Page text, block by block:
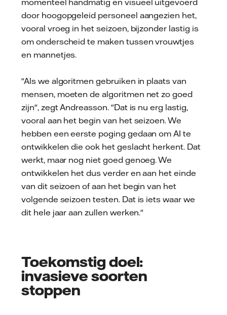
door hoogopgeleid personeel aangezien het,
vooral vroeg in het seizoen, bijzonder lastig is
om onderscheid te maken tussen vrouwtjes
en mannetjes.
"Als we algoritmen gebruiken in plaats van
mensen, moeten de algoritmen net zo goed
zijn", zegt Andreasson. "Dat is nu erg lastig,
vooral aan het begin van het seizoen. We
hebben een eerste poging gedaan om AI te
ontwikkelen die ook het geslacht herkent. Dat
werkt, maar nog niet goed genoeg. We
ontwikkelen het dus verder en aan het einde
van dit seizoen of aan het begin van het
volgende seizoen testen. Dat is iets waar we
dit hele jaar aan zullen werken."
Toekomstig doel:
invasieve soorten
stoppen